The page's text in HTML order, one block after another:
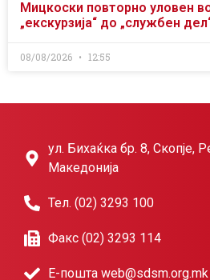
Мицкоски повторно уловен
„екскурзија“ до „службен
08/08/2026 12:55
ул. Бихаќка бр. 8, Скопје,
Македонија
Тел. (02) 3293 100
Факс (02) 3293 114
Е-пошта web@sdsm.org.mk